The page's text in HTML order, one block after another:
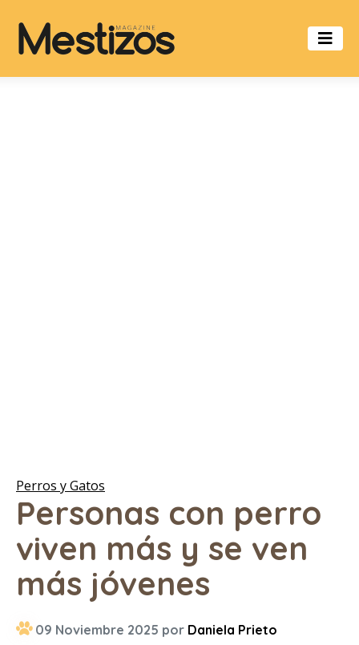
Perros y Gatos
Personas con perro
viven más y se ven
más jóvenes
09 Noviembre 2025 por Daniela Prieto